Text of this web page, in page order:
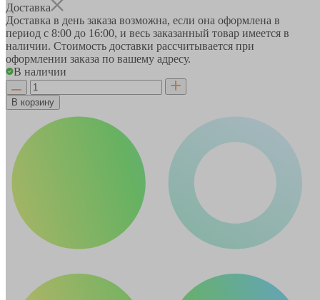
Доставка
Доставка в день заказа возможна, если она оформлена в
период с 8:00 до 16:00, и весь заказанный товар имеется в
наличии. Стоимость доставки рассчитывается при
оформлении заказа по вашему адресу.
В наличии
В корзину